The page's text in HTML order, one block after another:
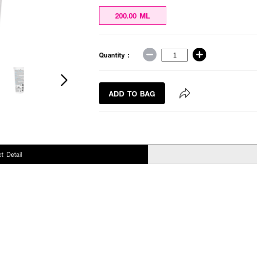
200.00 ML
Quantity :
ADD TO BAG
Detail